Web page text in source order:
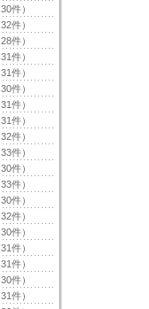
30件）
32件）
28件）
31件）
31件）
30件）
31件）
31件）
32件）
33件）
30件）
33件）
30件）
32件）
30件）
31件）
31件）
30件）
31件）